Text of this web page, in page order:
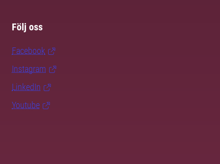
Följ oss
Facebook
Instagram
LinkedIn
Youtube